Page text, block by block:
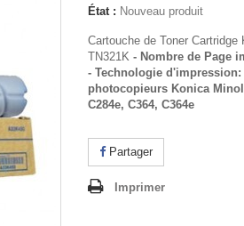
État : Nouveau produit
Cartouche de Toner Cartridge
TN321K - Nombre de Page
- Technologie d'impression:
photocopieurs Konica
C284e, C364, C364e
Partager
Imprimer